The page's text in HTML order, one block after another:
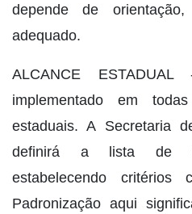
depende de
adequado.
ALCANCE
implementado em
estaduais. A Secretaria
definirá a lista de
estabelecendo
Padronização aqui